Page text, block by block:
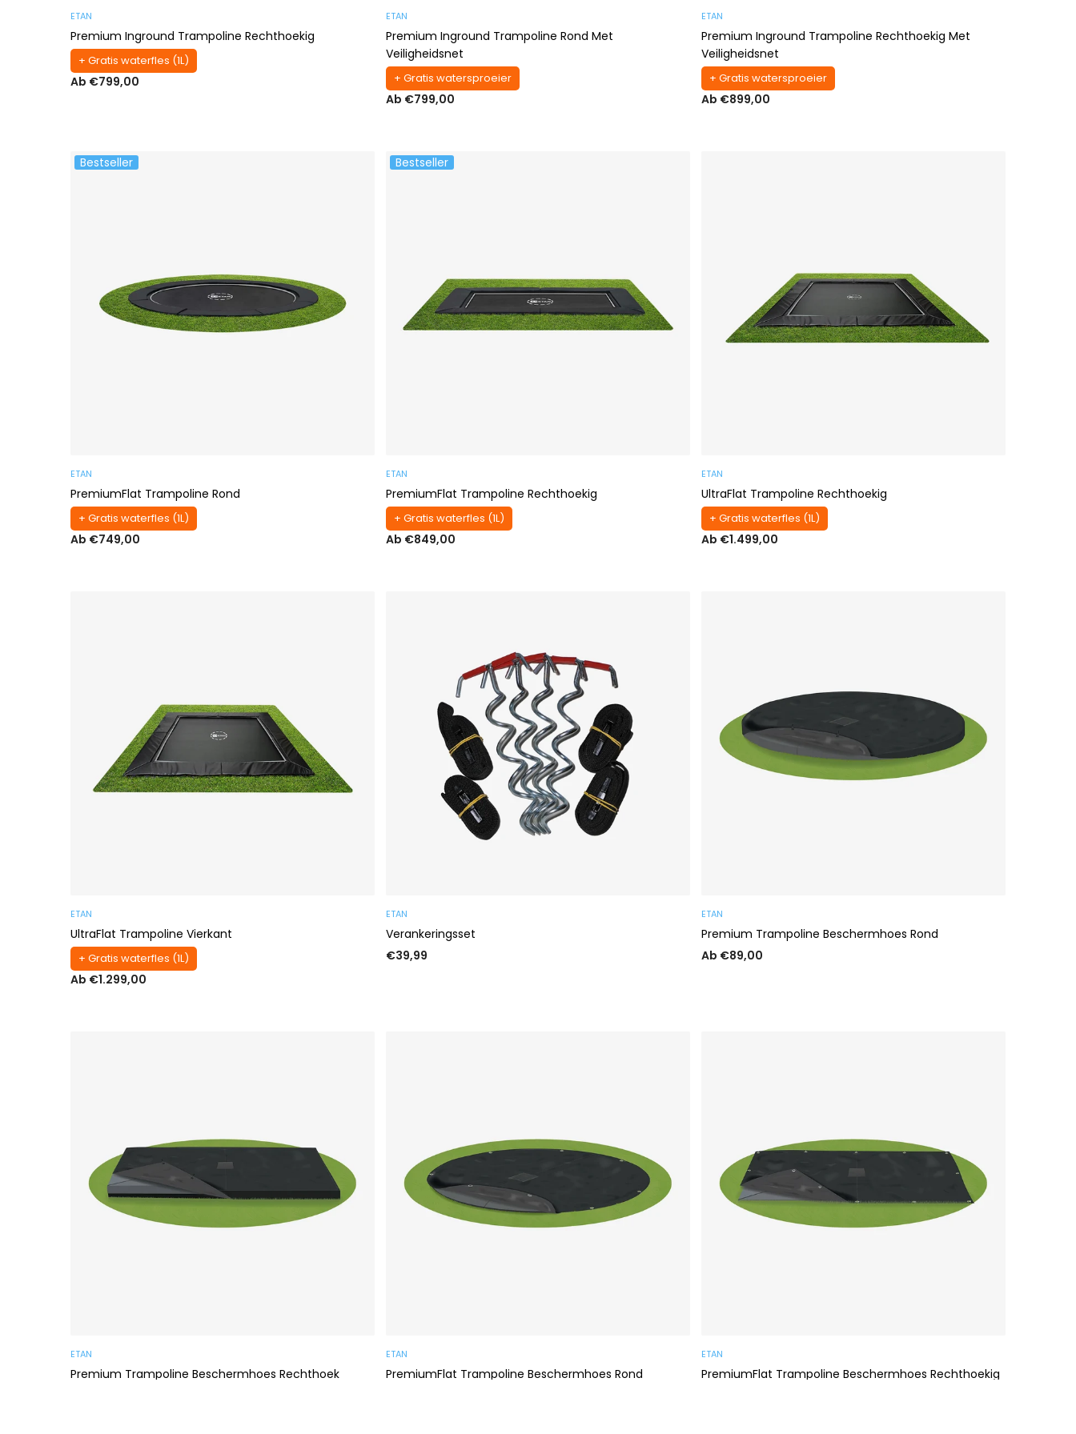
ETAN
Premium Inground Trampoline Rechthoekig
+ Gratis waterfles (1L)
Ab €799,00
ETAN
Premium Inground Trampoline Rond Met
Veiligheidsnet
+ Gratis watersproeier
Ab €799,00
ETAN
Premium Inground Trampoline Rechthoekig Met
Veiligheidsnet
+ Gratis watersproeier
Ab €899,00
Bestseller
ETAN
PremiumFlat Trampoline Rond
+ Gratis waterfles (1L)
Ab €749,00
Bestseller
ETAN
PremiumFlat Trampoline Rechthoekig
+ Gratis waterfles (1L)
Ab €849,00
ETAN
UltraFlat Trampoline Rechthoekig
+ Gratis waterfles (1L)
Ab €1.499,00
ETAN
UltraFlat Trampoline Vierkant
+ Gratis waterfles (1L)
Ab €1.299,00
ETAN
Verankeringsset
Normaler
€39,99
ETAN
Premium Trampoline Beschermhoes Rond
Ab €89,00
ETAN
Premium Trampoline Beschermhoes Rechthoek
ETAN
PremiumFlat Trampoline Beschermhoes Rond
ETAN
PremiumFlat Trampoline Beschermhoes Rechthoekig